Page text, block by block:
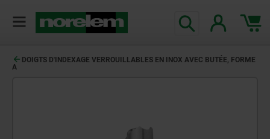
DOIGTS D'INDEXAGE VERROUILLABLES EN INOX AVEC BUTÉE, FORME
A